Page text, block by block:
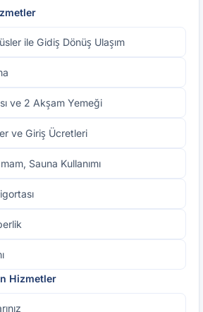
ile Gidiş Dönüş Ulaşım
ve 2 Akşam Yemeği
ve Giriş Ücretleri
Sauna Kullanımı
Hizmetler